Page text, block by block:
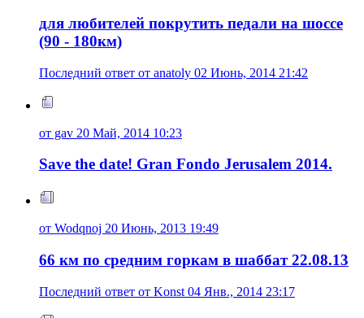
для любителей покрутить педали на шоссе
(90 - 180км)
Последний ответ от anatoly 02 Июнь, 2014 21:42
от gav 20 Май, 2014 10:23
Save the date! Gran Fondo Jerusalem 2014.
от Wodqnoj 20 Июнь, 2013 19:49
66 км по средним горкам в шаббат 22.08.13
Последний ответ от Konst 04 Янв., 2014 23:17